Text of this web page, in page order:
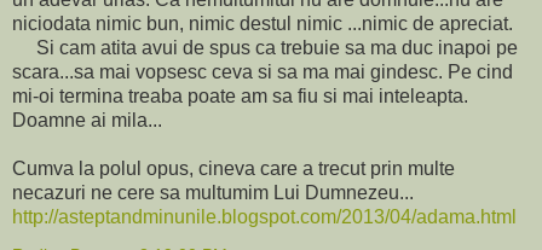
niciodata nimic bun, nimic destul nimic ...nimic de apreciat.
Si cam atita avui de spus ca trebuie sa ma duc inapoi pe
scara...sa mai vopsesc ceva si sa ma mai gindesc. Pe cind
mi-oi termina treaba poate am sa fiu si mai inteleapta.
Doamne ai mila...
Cumva la polul opus, cineva care a trecut prin multe
necazuri ne cere sa multumim Lui Dumnezeu...
http://asteptandminunile.blogspot.com/2013/04/adama.html